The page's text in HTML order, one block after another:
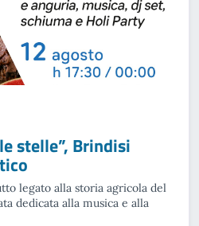
stelle”, Brindisi
legato alla storia agricola del
dedicata alla musica e alla